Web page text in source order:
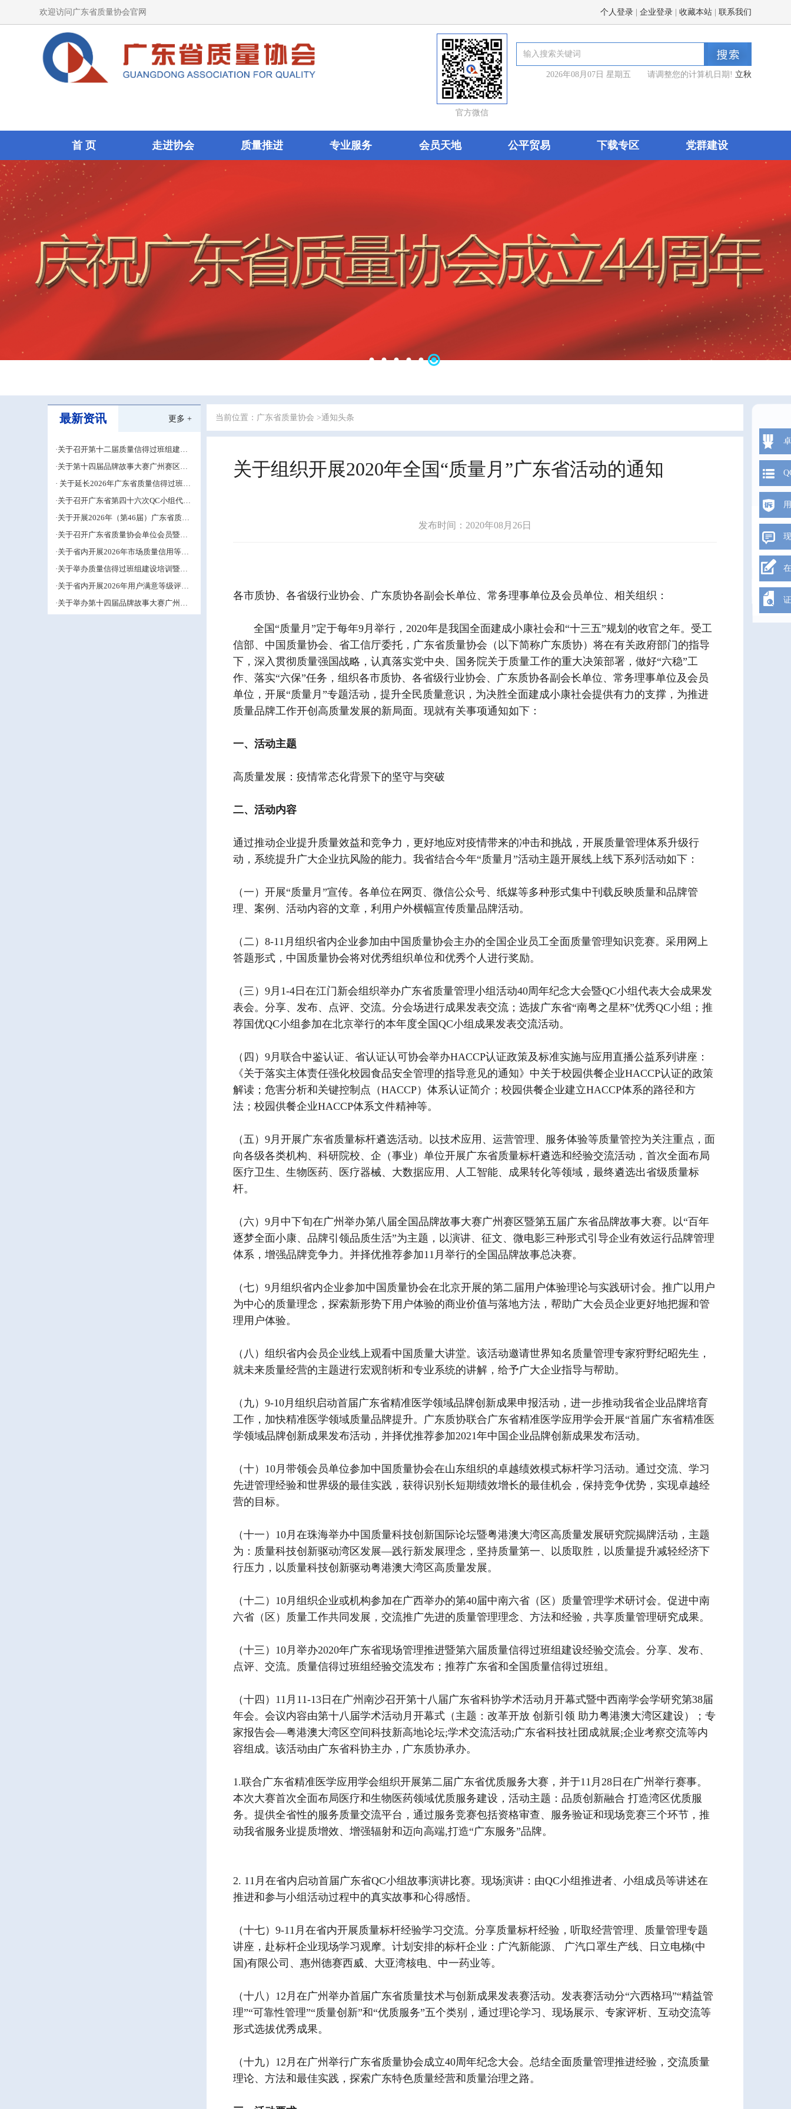
欢迎访问广东省质量协会官网 个人登录| 企业登录| 收藏本站| 联系我们
官方微信
2026年08月07日 星期五 请调整您的计算机日期! 立秋
首 页 走进协会 质量推进 专业服务 会员天地 公平贸易 下载专区 党群建设
最新资讯 更多 +
·关于召开第十二届质量信得过班组建设
经验交流大会的通知
·关于第十四届品牌故事大赛广州赛区的
补充通知
· 关于延长2026年广东省质量信得过班组
建设材料申报期限的通知
·关于召开广东省第四十六次QC小组代表
大会成果交流培训活动的通知
·关于开展2026年（第46届）广东省质量
管理小组活动推进工作的预通知
·关于召开广东省质量协会单位会员暨第
五届中小企业QC小组成果交流培训活动
的补充通知
·关于省内开展2026年市场质量信用等级
评价工作的通知
·关于举办质量信得过班组建设培训暨班
组长能力提升研修班的通知
·关于省内开展2026年用户满意等级评价
工作的通知
·关于举办第十四届品牌故事大赛广州赛
区的通知
当前位置： 广东省质量协会 >通知头条
关于组织开展2020年全国“质量月”广东省活动的通知
发布时间：2020年08月26日
各市质协、各省级行业协会、广东质协各副会长单位、常务理事单位及会员单位、相关组织：
全国“质量月”定于每年9月举行，2020年是我国全面建成小康社会和“十三五”规划的收官之年。受工
信部、中国质量协会、省工信厅委托，广东省质量协会（以下简称广东质协）将在有关政府部门的指导
下，深入贯彻质量强国战略，认真落实党中央、国务院关于质量工作的重大决策部署，做好“六稳”工
作、落实“六保”任务，组织各市质协、各省级行业协会、广东质协各副会长单位、常务理事单位及会员
单位，开展“质量月”专题活动，提升全民质量意识，为决胜全面建成小康社会提供有力的支撑，为推进
质量品牌工作开创高质量发展的新局面。现就有关事项通知如下：
一、活动主题
高质量发展：疫情常态化背景下的坚守与突破
二、活动内容
通过推动企业提升质量效益和竞争力，更好地应对疫情带来的冲击和挑战，开展质量管理体系升级行
动，系统提升广大企业抗风险的能力。我省结合今年“质量月”活动主题开展线上线下系列活动如下：
（一）开展“质量月”宣传。各单位在网页、微信公众号、纸媒等多种形式集中刊载反映质量和品牌管
理、案例、活动内容的文章，利用户外横幅宣传质量品牌活动。
（二）8-11月组织省内企业参加由中国质量协会主办的全国企业员工全面质量管理知识竞赛。采用网上
答题形式，中国质量协会将对优秀组织单位和优秀个人进行奖励。
（三）9月1-4日在江门新会组织举办广东省质量管理小组活动40周年纪念大会暨QC小组代表大会成果发
表会。分享、发布、点评、交流。分会场进行成果发表交流；选拔广东省“南粤之星杯”优秀QC小组；推
荐国优QC小组参加在北京举行的本年度全国QC小组成果发表交流活动。
（四）9月联合中鉴认证、省认证认可协会举办HACCP认证政策及标准实施与应用直播公益系列讲座：
《关于落实主体责任强化校园食品安全管理的指导意见的通知》中关于校园供餐企业HACCP认证的政策
解读；危害分析和关键控制点（HACCP）体系认证简介；校园供餐企业建立HACCP体系的路径和方
法；校园供餐企业HACCP体系文件精神等。
（五）9月开展广东省质量标杆遴选活动。以技术应用、运营管理、服务体验等质量管控为关注重点，面
向各级各类机构、科研院校、企（事业）单位开展广东省质量标杆遴选和经验交流活动，首次全面布局
医疗卫生、生物医药、医疗器械、大数据应用、人工智能、成果转化等领域，最终遴选出省级质量标
杆。
（六）9月中下旬在广州举办第八届全国品牌故事大赛广州赛区暨第五届广东省品牌故事大赛。以“百年
逐梦全面小康、品牌引领品质生活”为主题，以演讲、征文、微电影三种形式引导企业有效运行品牌管理
体系，增强品牌竞争力。并择优推荐参加11月举行的全国品牌故事总决赛。
（七）9月组织省内企业参加中国质量协会在北京开展的第二届用户体验理论与实践研讨会。推广以用户
为中心的质量理念，探索新形势下用户体验的商业价值与落地方法，帮助广大会员企业更好地把握和管
理用户体验。
（八）组织省内会员企业线上观看中国质量大讲堂。该活动邀请世界知名质量管理专家狩野纪昭先生，
就未来质量经营的主题进行宏观剖析和专业系统的讲解，给予广大企业指导与帮助。
（九）9-10月组织启动首届广东省精准医学领域品牌创新成果申报活动，进一步推动我省企业品牌培育
工作，加快精准医学领域质量品牌提升。广东质协联合广东省精准医学应用学会开展“首届广东省精准医
学领域品牌创新成果发布活动，并择优推荐参加2021年中国企业品牌创新成果发布活动。
（十）10月带领会员单位参加中国质量协会在山东组织的卓越绩效模式标杆学习活动。通过交流、学习
先进管理经验和世界级的最佳实践，获得识别长短期绩效增长的最佳机会，保持竞争优势，实现卓越经
营的目标。
（十一）10月在珠海举办中国质量科技创新国际论坛暨粤港澳大湾区高质量发展研究院揭牌活动，主题
为：质量科技创新驱动湾区发展—践行新发展理念，坚持质量第一、以质取胜，以质量提升减轻经济下
行压力，以质量科技创新驱动粤港澳大湾区高质量发展。
（十二）10月组织企业或机构参加在广西举办的第40届中南六省（区）质量管理学术研讨会。促进中南
六省（区）质量工作共同发展，交流推广先进的质量管理理念、方法和经验，共享质量管理研究成果。
（十三）10月举办2020年广东省现场管理推进暨第六届质量信得过班组建设经验交流会。分享、发布、
点评、交流。质量信得过班组经验交流发布；推荐广东省和全国质量信得过班组。
（十四）11月11-13日在广州南沙召开第十八届广东省科协学术活动月开幕式暨中西南学会学研究第38届
年会。会议内容由第十八届学术活动月开幕式（主题：改革开放 创新引领 助力粤港澳大湾区建设）；专
家报告会—粤港澳大湾区空间科技新高地论坛;学术交流活动;广东省科技社团成就展;企业考察交流等内
容组成。该活动由广东省科协主办，广东质协承办。
1.联合广东省精准医学应用学会组织开展第二届广东省优质服务大赛，并于11月28日在广州举行赛事。
本次大赛首次全面布局医疗和生物医药领域优质服务建设，活动主题：品质创新融合 打造湾区优质服
务。提供全省性的服务质量交流平台，通过服务竞赛包括资格审查、服务验证和现场竞赛三个环节，推
动我省服务业提质增效、增强辐射和迈向高端,打造“广东服务”品牌。
2. 11月在省内启动首届广东省QC小组故事演讲比赛。现场演讲：由QC小组推进者、小组成员等讲述在
推进和参与小组活动过程中的真实故事和心得感悟。
（十七）9-11月在省内开展质量标杆经验学习交流。分享质量标杆经验，听取经营管理、质量管理专题
讲座，赴标杆企业现场学习观摩。计划安排的标杆企业：广汽新能源、 广汽口罩生产线、日立电梯(中
国)有限公司、惠州德赛西威、大亚湾核电、中一药业等。
（十八）12月在广州举办首届广东省质量技术与创新成果发表赛活动。发表赛活动分“六西格玛”“精益管
理”“可靠性管理”“质量创新”和“优质服务”五个类别，通过理论学习、现场展示、专家评析、互动交流等
形式选拔优秀成果。
（十九）12月在广州举行广东省质量协会成立40周年纪念大会。总结全面质量管理推进经验，交流质量
理论、方法和最佳实践，探索广东特色质量经营和质量治理之路。